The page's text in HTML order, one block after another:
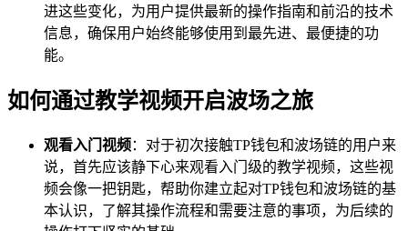
进这些变化，为用户提供最新的操作指南和前沿的技术
信息，确保用户始终能够使用到最先进、最便捷的功
能。
如何通过教学视频开启波场之旅
观看入门视频：对于初次接触TP钱包和波场链的用户来
说，首先应该静下心来观看入门级的教学视频，这些视
频会像一把钥匙，帮助你建立起对TP钱包和波场链的基
本认识，了解其操作流程和需要注意的事项，为后续的